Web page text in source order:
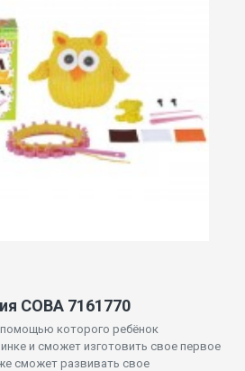
СОВА 7161770
которого ребёнок
и сможет изготовить свое первое
сможет развивать свое